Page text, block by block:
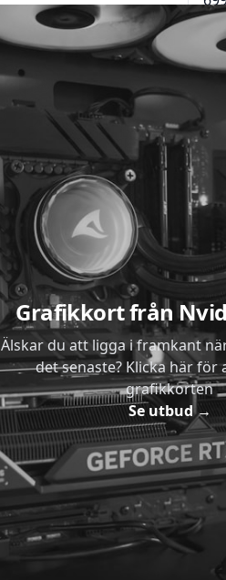
Grafikkort från
Älskar du att ligga i framkant
det senaste? Klicka här för
grafikkorten
Se utbud→